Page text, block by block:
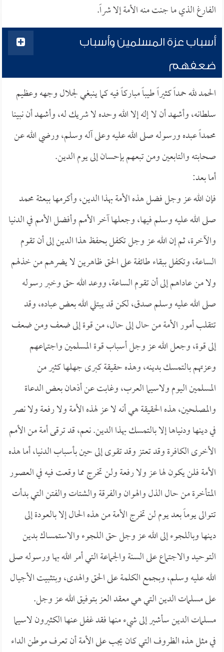
الفارغ الذي ما جنت منه الأمة إلا شراً.
أسباب عزة المسلمين وأسباب
ضعفهم
الحمد لله حمداً كثيراً طيباً مباركاً فيه كما ينبغي لجلال وجهه وعظيم
سلطانه، وأشهد أن لا إله إلا الله وحده لا شريك له، وأشهد أن نبينا
محمداً عبده ورسوله صلى الله عليه وعلى آله وسلم، ورضي الله عن
صحابته والتابعين ومن تبعهم بإحسان إلى يوم الدين.
أما بعد:
فإن الله عز وجل فضل هذه الأمة بهذا الدين، وأكرمها ببعثة محمد
صلى الله عليه وسلم فيها، وجعلها آخر الأمم وأفضل الأمم في الدنيا
والآخرة، ثم إن الله عز وجل تكفل بحفظ هذا الدين إلى أن تقوم
الساعة، وتكفل ببقاء طائفة على الحق ظاهرين لا يضرهم من خذلهم
ولا من عاداهم إلى أن تقوم الساعة، ووعد الله حق وخبر رسوله
صلى الله عليه وسلم صدق، لكن قد يبتلي الله بعض عباده، وقد
تتقلب أمور الأمة من حال إلى حال، من قوة إلى ضعف ومن ضعف
إلى قوة، وجعل الله عز وجل أسباب قوة المسلمين واجتماعهم
وعزتهم بالتمسك بدينه، وهذه حقيقة كبرى جهلها كثير من
المسلمين اليوم ولاسيما العرب، وغابت عن أذهان بعض الدعاة
والمصلحين، هذه الحقيقة هي أنه لا عز لهذه الأمة ولا رفعة ولا نصر
في دينها ودنياها إلا بالتمسك بهذا الدين. نعم، قد ترقى أمة من الأمم
الأخرى الكافرة وقد تعتز وقد تقوى إلى حين بأسباب الدنيا، أما هذه
الأمة فلن يكون لها عز ولا رفعة ولن تخرج مما وقعت فيه في العصور
المتأخرة من حال الذل والهوان والفرقة والشتات والفتن التي بدأت
تتوالى يوماً بعد يوم لن تخرج الأمة من هذه الحال إلا بالعودة إلى
دينها وباللجوء إلى الله عز وجل حق اللجوء والاستمساك بدين
التوحيد والاجتماع على السنة والجماعة التي أمر الله بها ورسوله صلى
الله عليه وسلم، وبجمع الكلمة على الحق والهدى، وبتثبيت الأجيال
على مسلمات الدين التي هي معقد العز بتوفيق الله عز وجل.
مسلمات الدين سأشير إلى شيء منها فقد غفل عنها الكثيرون لاسيما
في مثل هذه الظروف التي كان يجب على الأمة أن تعرف موطن الداء